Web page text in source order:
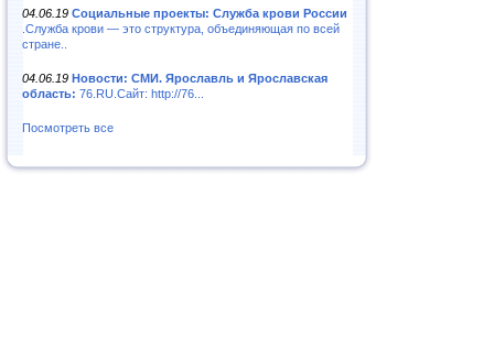
04.06.19 Социальные проекты: Служба крови России
.Служба крови — это структура, объединяющая по всей
стране..
04.06.19 Новости: СМИ. Ярославль и Ярославская
область: 76.RU.Сайт: http://76...
Посмотреть все